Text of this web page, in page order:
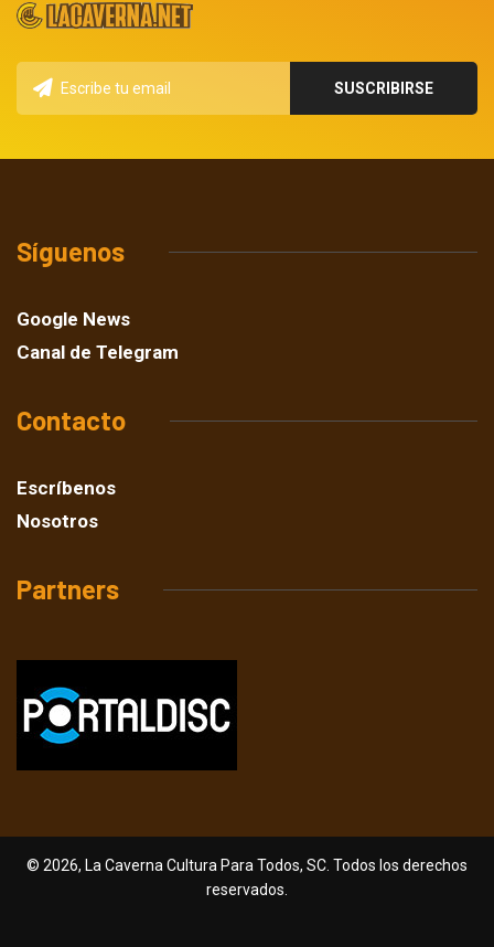
Síguenos
Google News
Canal de Telegram
Contacto
Escríbenos
Nosotros
Partners
© 2026, La Caverna Cultura Para Todos, SC. Todos los derechos
reservados.